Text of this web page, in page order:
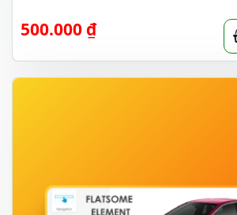
500.000 ₫